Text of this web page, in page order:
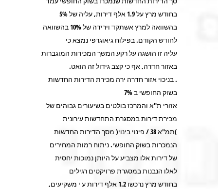
בחודש מרץ על 1.9 אלף דירות, עליה של 5%
בהשוואה למרץ אשתקד וירידה של 10% בהשוואה
לחודש הקודם. בפילוח גיאוגרפי נמצא כי
עליה זו הושגה על רקע המשך המכירות המוגברות
באזור חדרה, אף כי קצב גידול זה הואט.
. בניכוי אזור חדרה ירה מכירת הדירות החדשות
בשוק החופשי ב 7%
אזורי ת"א והמרכז בולטים בשיעורים גבוהים של
מכירת דירות במסגרת התחדשות עירונית
)תמ"א 38 / פינוי בינוי( מסך הדירות החדשות
הנמכרות בשוק החופשי. ניתוח רמות המחירים
של דירות אלו מצביע על היותן נמוכות יחסית
לאלו הנבנות במסגרת פרויקטים רגילים
בחודש מרץ נרכשו 1.2 אלף דירות ע י משקיעים,